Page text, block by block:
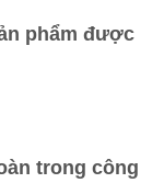
phẩm được
trong công